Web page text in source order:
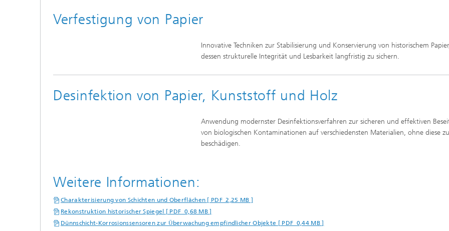
Verfestigung von Papier
Innovative Techniken zur Stabilisierung und Konservierung von historischem
dessen strukturelle Integrität und Lesbarkeit langfristig zu sichern.
Desinfektion von Papier, Kunststoff und Holz
Anwendung modernster Desinfektionsverfahren zur sicheren und effektiven
von biologischen Kontaminationen auf verschiedensten Materialien, ohne diese zu
beschädigen.
Weitere Informationen:
Charakterisierung von Schichten und Oberflächen [ PDF 2,25 MB ]
Rekonstruktion historischer Spiegel [ PDF 0,68 MB ]
Dünnschicht-Korrosionssensoren zur Überwachung empfindlicher Objekte [ PDF 0,44 MB ]